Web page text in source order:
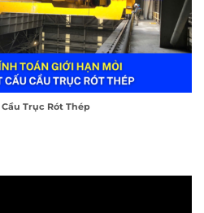
Trục Rót Thép